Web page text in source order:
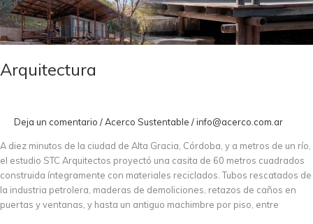
Arquitectura
Deja un comentario /Acerco Sustentable / info@acerco.com.ar
A diez minutos de la ciudad de Alta Gracia, Córdoba, y a metros de un río,
el estudio STC Arquitectos proyectó una casita de 60 metros cuadrados
construida íntegramente con materiales reciclados. Tubos rescatados de
la industria petrolera, maderas de demoliciones, retazos de caños en
puertas y ventanas, y hasta un antiguo machimbre por piso, entre